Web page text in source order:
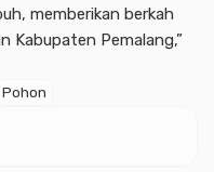
memberikan berkah
Kabupaten Pemalang,”
Pohon